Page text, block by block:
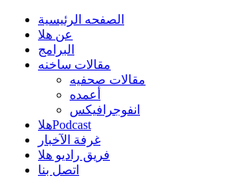
الصفحه الرئيسية
عن هلا
البرامج
مقالات ساخنه
مقالات صحفيه
أعمده
انفوجرافيكس
هلاPodcast
غرفة الآخبار
فريق راديو هلا
اتصل بنا